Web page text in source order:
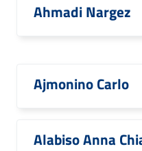
Ahmadi Nargez
Ajmonino Carlo
Alabiso Anna